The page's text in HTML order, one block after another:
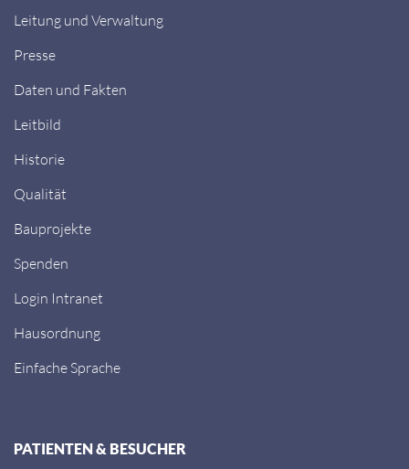
Leitung und Verwaltung
Presse
Daten und Fakten
Leitbild
Historie
Qualität
Bauprojekte
Spenden
Login Intranet
Hausordnung
Einfache Sprache
PATIENTEN & BESUCHER